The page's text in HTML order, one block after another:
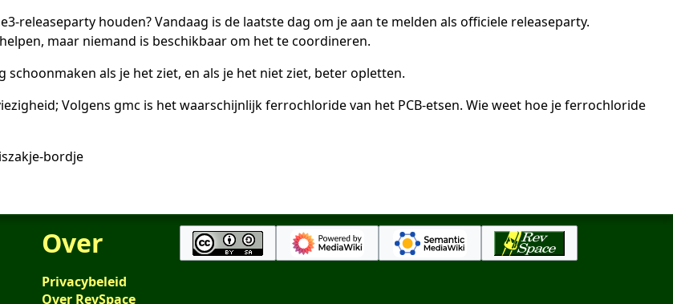
releaseparty houden? Vandaag is de laatste dag om je aan te melden als officiele releaseparty.
maar niemand is beschikbaar om het te coordineren.
schoonmaken als je het ziet, en als je het niet ziet, beter opletten.
Volgens gmc is het waarschijnlijk ferrochloride van het PCB-etsen. Wie weet hoe je ferrochloride
bordje
Over
Privacybeleid
Over RevSpace